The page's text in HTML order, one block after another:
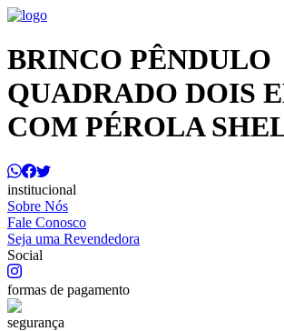
BRINCO PÊNDULO
QUADRADO DOIS
COM PÉROLA
institucional
Sobre Nós
Fale Conosco
Seja uma Revendedora
Social
formas de pagamento
segurança